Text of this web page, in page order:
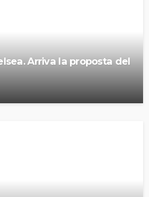
Arriva la proposta del